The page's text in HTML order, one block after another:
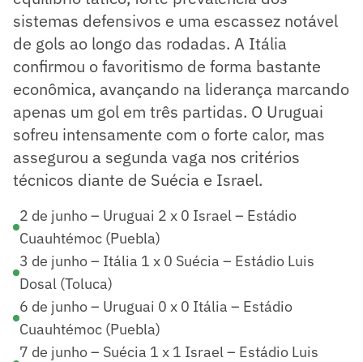
sistemas defensivos e uma escassez notável
de gols ao longo das rodadas. A Itália
confirmou o favoritismo de forma bastante
econômica, avançando na liderança marcando
apenas um gol em três partidas. O Uruguai
sofreu intensamente com o forte calor, mas
assegurou a segunda vaga nos critérios
técnicos diante de Suécia e Israel.
2 de junho – Uruguai 2 x 0 Israel – Estádio
Cuauhtémoc (Puebla)
3 de junho – Itália 1 x 0 Suécia – Estádio Luis
Dosal (Toluca)
6 de junho – Uruguai 0 x 0 Itália – Estádio
Cuauhtémoc (Puebla)
7 de junho – Suécia 1 x 1 Israel – Estádio Luis